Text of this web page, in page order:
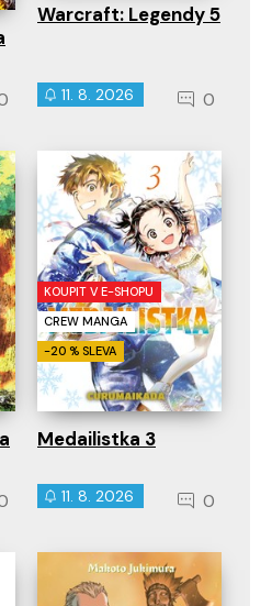
Warcraft: Legendy 5
11. 8. 2026 0
KOUPIT V E-SHOPU
CREW MANGA
-20 % SLEVA
Medailistka 3
11. 8. 2026 0